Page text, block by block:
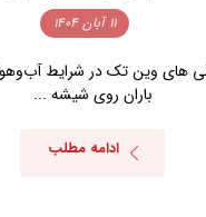
۱۱ آبان ۱۴۰۴
های وین تک در شرایط
باران روی شیشه ...
ادامه مطلب